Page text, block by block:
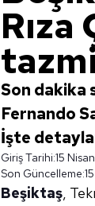
Son dakika
Fernando
İşte
Giriş Tarihi:15
Son Güncelleme:
Beşiktaş,